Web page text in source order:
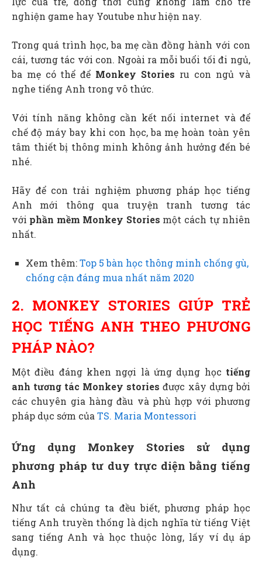
nghiện game hay Youtube như hiện nay.
Trong quá trình học, ba mẹ cần đồng hành với con
cái, tương tác với con. Ngoài ra mỗi buổi tối đi ngủ,
ba mẹ có thể để Monkey Stories ru con ngủ và
nghe tiếng Anh trong vô thức.
Với tính năng không cần kết nối internet và để
chế độ máy bay khi con học, ba mẹ hoàn toàn yên
tâm thiết bị thông minh không ảnh hưởng đến bé
nhé.
Hãy để con trải nghiệm phương pháp học tiếng
Anh mới thông qua truyện tranh tương tác
với phần mềm Monkey Stories một cách tự nhiên
nhất.
Xem thêm:Top 5 bàn học thông minh chống gù,
chống cận đáng mua nhất năm 2020
2. MONKEY STORIES GIÚP TRẺ
HỌC TIẾNG ANH THEO PHƯƠNG
PHÁP NÀO?
Một điều đáng khen ngợi là ứng dụng học tiếng
anh tương tác Monkey stories được xây dựng bởi
các chuyên gia hàng đầu và phù hợp với phương
pháp dục sớm của TS. Maria Montessori
Ứng dụng Monkey Stories sử dụng
phương pháp tư duy trực diện bằng tiếng
Anh
Như tất cả chúng ta đều biết, phương pháp học
tiếng Anh truyền thống là dịch nghĩa từ tiếng Việt
sang tiếng Anh và học thuộc lòng, lấy ví dụ áp
dụng.